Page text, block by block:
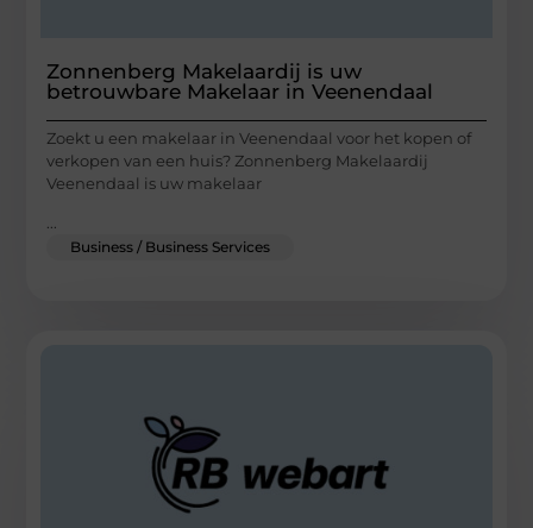
Zonnenberg Makelaardij is uw
betrouwbare Makelaar in Veenendaal
Zoekt u een makelaar in Veenendaal voor het kopen of
verkopen van een huis? Zonnenberg Makelaardij
Veenendaal is uw makelaar
...
Business / Business Services